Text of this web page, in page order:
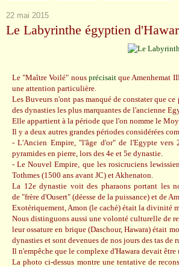
22 mai 2015
Le Labyrinthe égyptien
Le "Maître Voilé" nous précisait que Amenhemat
une attention particulière.
Les Buveurs n'ont pas manqué de constater que
des dynasties les plus marquantes de l'ancienne
Elle appartient à la période que l'on nomme le
Il y a deux autres grandes périodes considérées
- L'Ancien Empire, "l'âge d'or" de l'Egypte vers
pyramides en pierre, lors des 4e et 5e dynastie.
- Le Nouvel Empire, que les rosicruciens
Tothmes (1500 ans avant JC) et Akhenaton.
La 12e dynastie voit des pharaons portant les
de "frère d'Ousert" (déesse de la puissance) et de
Exotériquement, Amon (le caché) était la divinité
Nous distinguons aussi une volonté culturelle de
leur ossature en brique (Daschour, Hawara) était
dynasties et sont devenues de nos jours des tas de
Il n'empêche que le complexe d'Hawara devait
La photo ci-dessus montre une tentative de